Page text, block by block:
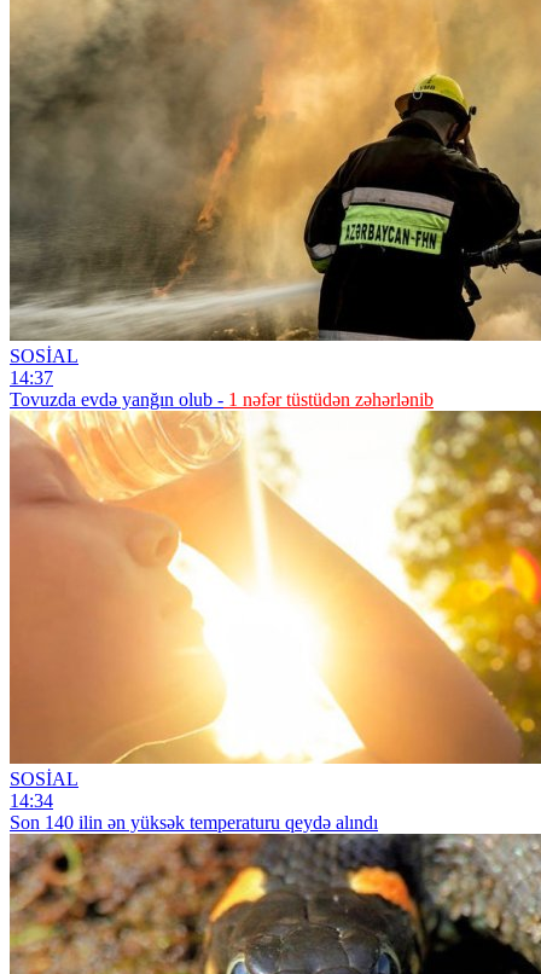
SOSİAL
14:37
Tovuzda evdə yanğın olub - 1 nəfər tüstüdən zəhərlənib
SOSİAL
14:34
Son 140 ilin ən yüksək temperaturu qeydə alındı